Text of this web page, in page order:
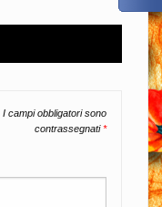
I campi obbligatori sono
contrassegnati*